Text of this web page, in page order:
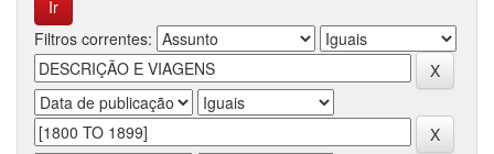
Filtros correntes: